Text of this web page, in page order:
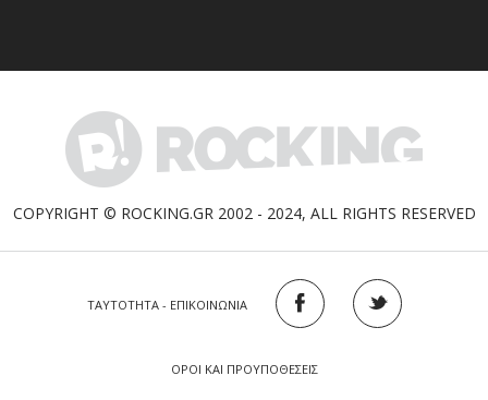
COPYRIGHT © ROCKING.GR 2002 - 2024, ALL RIGHTS RESERVED
ΤΑΥΤΟΤΗΤΑ - ΕΠΙΚΟΙΝΩΝΙΑ
ΟΡΟΙ ΚΑΙ ΠΡΟΥΠΟΘΕΣΕΙΣ